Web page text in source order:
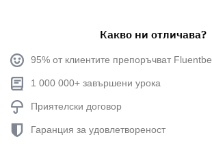
Какво ни отличава?
95% от клиентите препоръчват Fluentbe
1 000 000+ завършени урока
Приятелски договор
Гаранция за удовлетвореност